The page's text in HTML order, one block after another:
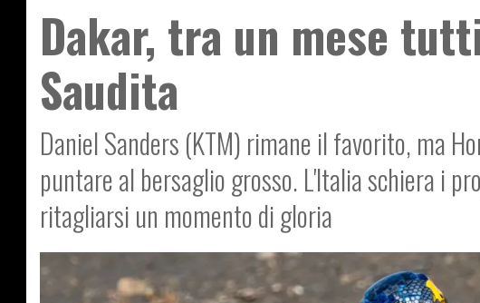
Dakar, tra un mese
Saudita
Daniel Sanders (KTM) rimane il favorito, ma
puntare al bersaglio grosso. L'Italia schiera i
ritagliarsi un momento di gloria